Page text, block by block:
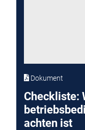
Dokument
Checkliste:
achten ist